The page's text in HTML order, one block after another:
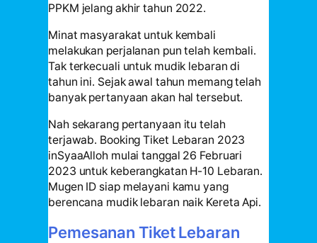
PPKM jelang akhir tahun 2022.
Minat masyarakat untuk kembali
melakukan perjalanan pun telah kembali.
Tak terkecuali untuk mudik lebaran di
tahun ini. Sejak awal tahun memang telah
banyak pertanyaan akan hal tersebut.
Nah sekarang pertanyaan itu telah
terjawab. Booking Tiket Lebaran 2023
inSyaaAlloh mulai tanggal 26 Februari
2023 untuk keberangkatan H-10 Lebaran.
Mugen ID siap melayani kamu yang
berencana mudik lebaran naik Kereta Api.
Pemesanan Tiket Lebaran